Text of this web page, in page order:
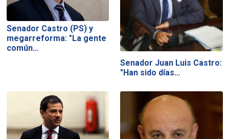
Senador Castro (PS) y
megarreforma: "La gente
común…
Senador Juan Luis Castro:
"Han sido días…